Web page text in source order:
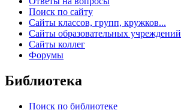
Поиск по сайту
Сайты классов, групп, кружков...
Сайты образовательных учреждений
Сайты коллег
Форумы
Библиотека
Поиск по библиотеке